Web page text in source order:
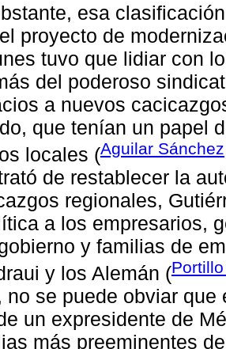
esa
proyecto de
tuvo que lidiar con
del poderoso
a nuevos
que tenían un papel
locales (Aguilar
de restablecer la
regionales,
a los empresarios,
y familias de
y los Alemán (
no se puede obviar
un expresidente de
más preeminentes